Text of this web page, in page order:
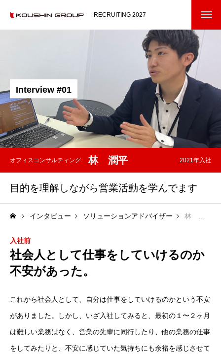
RECRUITING 2027
ABOUT US
オフィスコンシェルジェ
事業ドメイン
私たちの仕事 OUR WORKS
コンサルティングセールス
エンジニア
バックオフィス
先輩社員インタビュー
法人営業
カスタマーサービス
バックオフィス
Interview #01
オフィスコンサルティング 林 潤平 2021年入社
目的を理解しながら営業活動を学んでます
インタビュー ソリューションアドバイザー 林 潤平
入社前
社会人として仕事をしていけるのか
不安があった。
これから社会人として、自分は仕事をしていけるのかという不安
がありました。しかし、いざ入社してみると、最初の１〜２ヶ月
は難しい業務はなく、営業の先輩に同行したり、他の業務の仕事
をしてみたりと、不安に感じていた気持ちにも余裕を感じさせて